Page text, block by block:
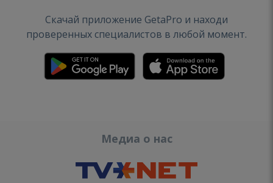
Скачай приложение GetaPro и находи
проверенных специалистов в любой момент.
Медиа о нас